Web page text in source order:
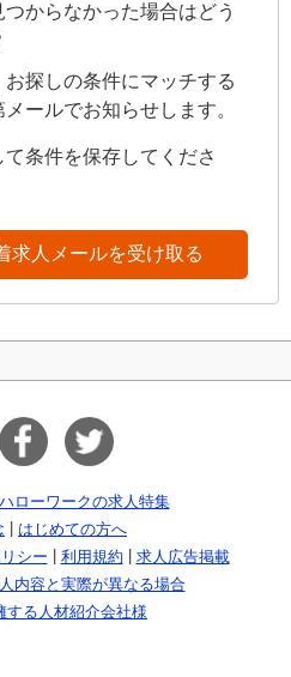
からなかった場合はどう
探しの条件にマッチする
ールでお知らせします。
条件を保存してくださ
求人メールを受け取る
ハローワークの求人特集
はじめての方へ
シー 利用規約
求人広告掲載
内容と実際が異なる場合
する人材紹介会社様